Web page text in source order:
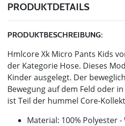
PRODUKTDETAILS
PRODUKTBESCHREIBUNG:
Hmlcore Xk Micro Pants Kids
der Kategorie Hose. Dieses
Kinder ausgelegt. Der
Bewegung auf dem Feld oder
ist Teil der hummel Core-
Material: 100% Polyester -